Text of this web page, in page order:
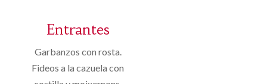
Entrantes
Garbanzos con rosta.
Fideos a la cazuela con